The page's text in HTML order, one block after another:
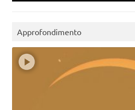
Approfondimento